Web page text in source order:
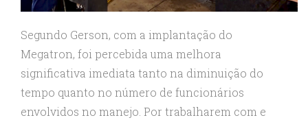
Segundo Gerson, com a implantação do
Megatron, foi percebida uma melhora
significativa imediata tanto na diminuição do
tempo quanto no número de funcionários
envolvidos no manejo. Por trabalharem com e